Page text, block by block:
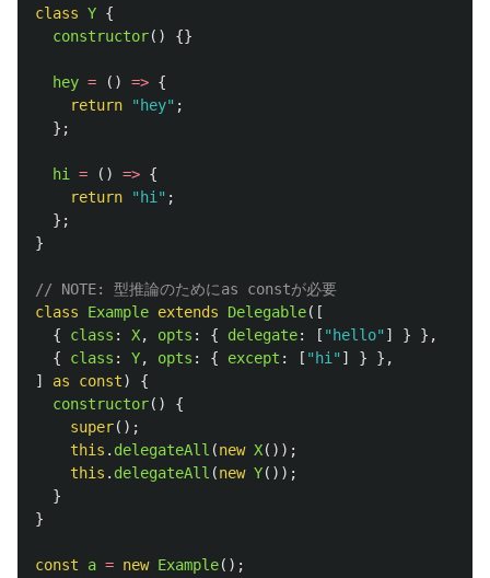
class Y {
constructor() {}
hey = () => {
return
" hey" ;
};
hi = () => {
return
" hi " ;
};
}
// NOTE: 型推論のためにas constが必要
class
Example extends Delegable([
{
class : X, opts : { delegate: [ " hello" ] }
},
{
class : Y, opts : { except : [ " hi " ] }
},
]
as const)
{
constructor()
{
super();
this . delegateAll (new X());
this . delegateAll (new Y());
}
}
const a = new Example();